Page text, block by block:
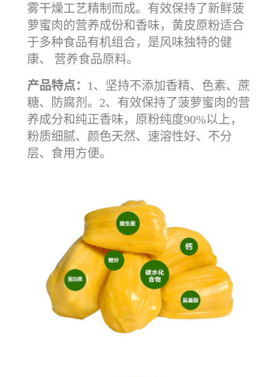
雾干燥工艺精制而成。有效保持了新鲜菠
萝蜜肉的营养成份和香味，黄皮原粉适合
于多种食品有机组合，是风味独特的健
康、 营养食品原料。
产品特点： 1、坚持不添加香精、色素、蔗
糖、防腐剂。2、有效保持了菠萝蜜肉的营
养成分和纯正香味，原粉纯度90%以上，
粉质细腻、颜色天然、速溶性好、不分
层、食用方便。